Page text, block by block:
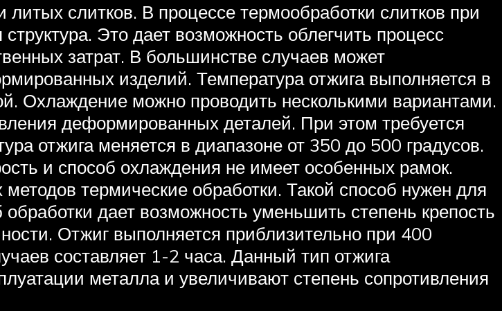
слитков. В процессе термообработки слитков при
Это дает возможность облегчить процесс
затрат. В большинстве случаев может
изделий. Температура отжига выполняется в
Охлаждение можно проводить несколькими вариантами.
деформированных деталей. При этом требуется
отжига меняется в диапазоне от 350 до 500 градусов.
и способ охлаждения не имеет особенных рамок.
термические обработки. Такой способ нужен для
дает возможность уменьшить степень крепость
Отжиг выполняется приблизительно при 400
составляет 1-2 часа. Данный тип отжига
металла и увеличивают степень сопротивления